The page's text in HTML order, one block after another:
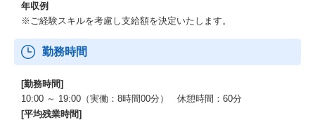
【業務補足】
◇ご提案方法：
オンラインを軸とし、必要に応じてオフラインにて商談を進めて
いただきます。
◇カウンターパートの職種：
SaaS企業のマーケティング部 / 営業部 / 事業開発部の責任者また
は決裁者
年収例
※ご経験スキルを考慮し支給額を決定いたします。
勤務時間
[勤務時間]
10:00 ～ 19:00（実働：8時間00分） 休憩時間：60分
[平均残業時間]